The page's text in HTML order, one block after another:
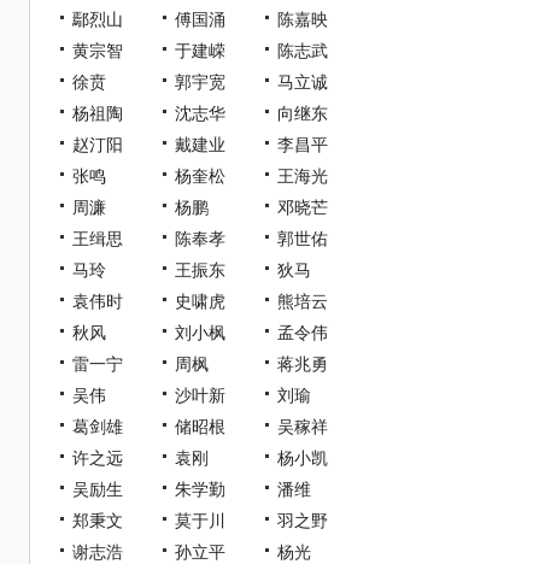
鄢烈山
傅国涌
陈嘉映
黄宗智
于建嵘
陈志武
徐贲
郭宇宽
马立诚
杨祖陶
沈志华
向继东
赵汀阳
戴建业
李昌平
张鸣
杨奎松
王海光
周濂
杨鹏
邓晓芒
王缉思
陈奉孝
郭世佑
马玲
王振东
狄马
袁伟时
史啸虎
熊培云
秋风
刘小枫
孟令伟
雷一宁
周枫
蒋兆勇
吴伟
沙叶新
刘瑜
葛剑雄
储昭根
吴稼祥
许之远
袁刚
杨小凯
吴励生
朱学勤
潘维
郑秉文
莫于川
羽之野
谢志浩
孙立平 杨光